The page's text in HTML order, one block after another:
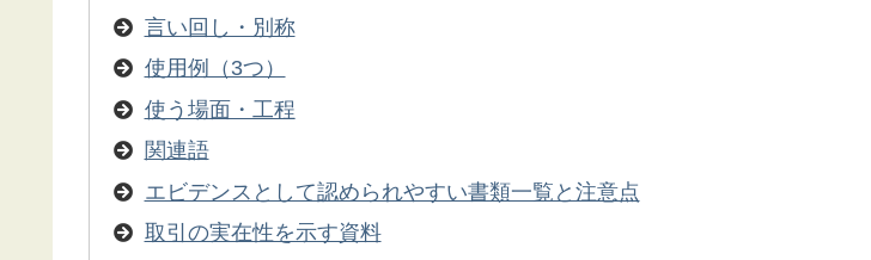
言い回し・別称
使用例（3つ）
使う場面・工程
関連語
エビデンスとして認められやすい書類一覧と注意点
取引の実在性を示す資料